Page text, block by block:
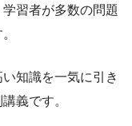
習者が多数の問題
知識を一気に引き
義です。